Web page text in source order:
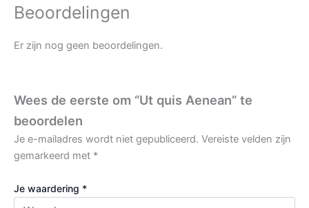
Beoordelingen
Er zijn nog geen beoordelingen.
Wees de eerste om “Ut quis Aenean” te
beoordelen
Je e-mailadres wordt niet gepubliceerd. Vereiste velden zijn
gemarkeerd met *
Je waardering *